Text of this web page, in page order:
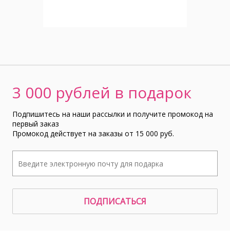
3 000 рублей в подарок
Подпишитесь на наши рассылки и получите промокод на
первый заказ
Промокод действует на заказы от 15 000 руб.
ПОДПИСАТЬСЯ